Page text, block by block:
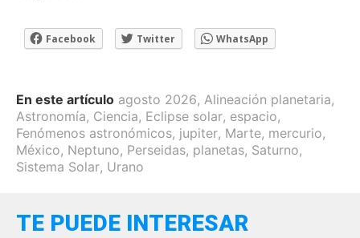
Facebook Twitter WhatsApp
En este artículo agosto 2026, Alineación planetaria,
Astronomía, Ciencia, Eclipse solar, espacio,
Fenómenos astronómicos, jupiter, Marte, mercurio,
México, Neptuno, Perseidas, planetas, Saturno,
Sistema Solar, Urano
TE PUEDE INTERESAR